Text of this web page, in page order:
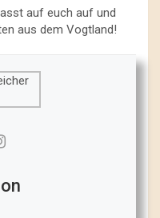
auf euch auf und
aus dem Vogtland!